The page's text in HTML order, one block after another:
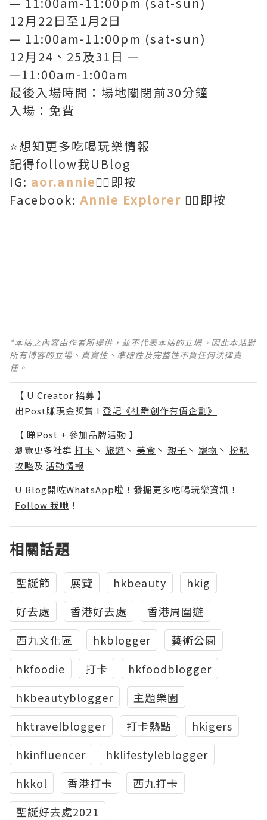
12月22日至1月2日
— 11:00am-11:00pm (sat-sun)
12月24、25及31日 —
—11:00am-1:00am
最後入場時間：場地關閉前30分鐘
入場：免費
⭐️想知更多吃喝玩樂情報
記得follow我UBlog
IG: aor.annie👈🏻即按
Facebook: Annie Explorer 👈🏻即按
*本站之內容由作者所提供，並不代表本站的立場。因此本站對
所有博客的立場、真實性、準確性及完整性不負任何法律責
任。
【 U Creator 招募 】
出Post賺現金獎賞 l 登記《社群創作有價企劃》
【 睇Post + 參加品牌活動 】
瀏覽更多社群 打卡 丶 旅遊 丶 美食 丶 親子 丶 寵物 丶 扮靚
攻略及 活動情報
U Blog開咗WhatsApp啦！發掘更多吃喝玩樂資訊！
Follow 我哋 ！
相關話題
聖誕節 展覽 hkbeauty
hkig
好去處
香港好去處
香港周圍遊
西九文化區
hkblogger
藝術公園
hkfoodie
打卡
hkfoodblogger
hkbeautyblogger
主題樂園
hktravelblogger
打卡熱點
hkigers
hkinfluencer
hklifestyleblogger
hkkol
香港打卡
西九打卡
聖誕好去處2021